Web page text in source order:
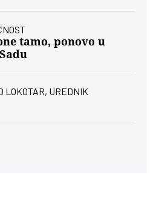
tamo, ponovo u
LOKOTAR, UREDNIK